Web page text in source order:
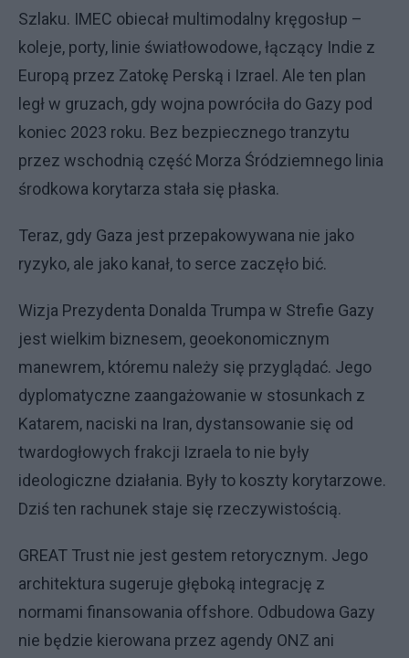
Szlaku. IMEC obiecał multimodalny kręgosłup –
koleje, porty, linie światłowodowe, łączący Indie z
Europą przez Zatokę Perską i Izrael. Ale ten plan
legł w gruzach, gdy wojna powróciła do Gazy pod
koniec 2023 roku. Bez bezpiecznego tranzytu
przez wschodnią część Morza Śródziemnego linia
środkowa korytarza stała się płaska.
Teraz, gdy Gaza jest przepakowywana nie jako
ryzyko, ale jako kanał, to serce zaczęło bić.
Wizja Prezydenta Donalda Trumpa w Strefie Gazy
jest wielkim biznesem, geoekonomicznym
manewrem, któremu należy się przyglądać. Jego
dyplomatyczne zaangażowanie w stosunkach z
Katarem, naciski na Iran, dystansowanie się od
twardogłowych frakcji Izraela to nie były
ideologiczne działania. Były to koszty korytarzowe.
Dziś ten rachunek staje się rzeczywistością.
GREAT Trust nie jest gestem retorycznym. Jego
architektura sugeruje głęboką integrację z
normami finansowania offshore. Odbudowa Gazy
nie będzie kierowana przez agendy ONZ ani